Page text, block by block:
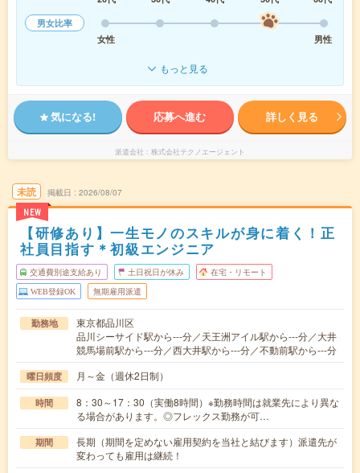
男女比率
女性
男性
もっと見る
気になる! 応募へ進む 詳しく見る
派遣会社 株式会社テクノエージェント
未読
NEW
掲載日 2026/08/07
【研修あり】一生モノのスキルが身に着く！正
社員目指す＊初級エンジニア
交通費別途支給あり 土日祝日が休み 在宅・リモート
WEB登録OK 無期雇用派遣
勤務地
東京都品川区
品川シーサイド駅から---分／天王洲アイル駅から---分／大井
競馬場前駅から---分／西大井駅から---分／不動前駅から---分
曜日頻度 月～金（週休2日制）
時間
8：30～17：30（実働8時間）※勤務時間は就業先により異な
る場合があります。◎フレックス勤務が可…
期間
長期（期間を定めない雇用契約を当社と結びます）派遣先が
変わっても雇用は継続！